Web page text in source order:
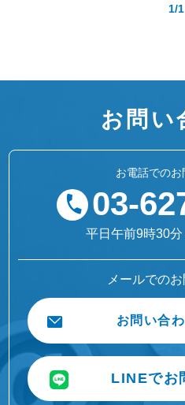
1/1
お問い
お電話での
03-
平日午前9時30
メールでの
お問い合
LINEでお